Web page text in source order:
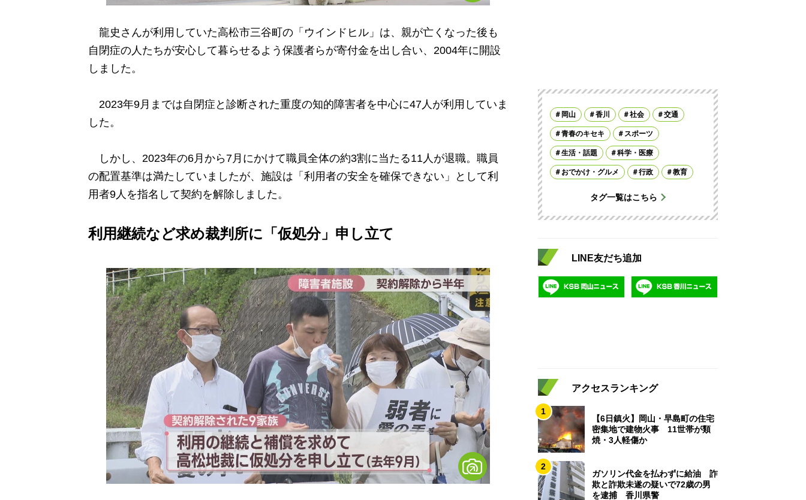
龍史さんが利用していた高松市三谷町の「ウインドヒル」は、親が亡くなった後も
自閉症の人たちが安心して暮らせるよう保護者らが寄付金を出し合い、2004年に開設
しました。
2023年9月までは自閉症と診断された重度の知的障害者を中心に47人が利用していま
した。
しかし、2023年の6月から7月にかけて職員全体の約3割に当たる11人が退職。職員
の配置基準は満たしていましたが、施設は「利用者の安全を確保できない」として利
用者9人を指名して契約を解除しました。
利用継続など求め裁判所に「仮処分」申し立て
岡山 香川 社会 交通
青春のキセキ スポーツ
生活・話題 科学・医療
おでかけ・グルメ 行政 教育
タグ一覧はこちら
LINE友だち追加
アクセスランキング
1
【6日鎮火】岡山・早島町の住宅
密集地で建物火事 11世帯が類
焼・3人軽傷か
2
ガソリン代金を払わずに給油 詐
欺と詐欺未遂の疑いで72歳の男
を逮捕 香川県警